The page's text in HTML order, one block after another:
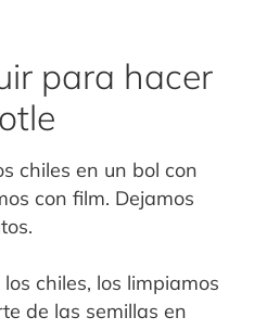
para hacer
chiles en un bol con
con film. Dejamos
chiles, los limpiamos
de las semillas en